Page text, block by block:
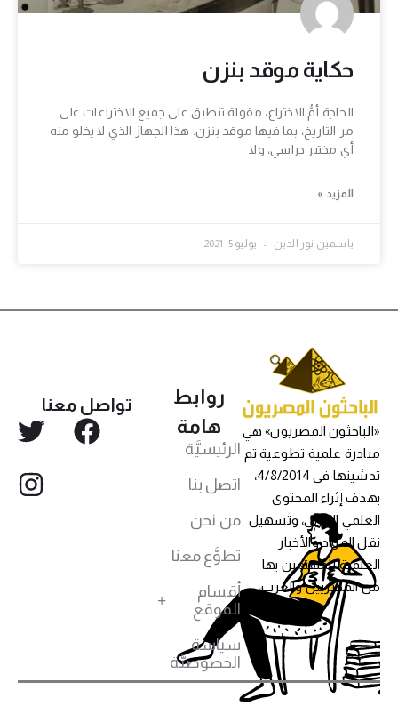
حكاية موقد بنزن
الحاجة أمُّ الاختراع، مقولة تنطبق على جميع الاختراعات على
مر التاريخ، بما فيها موقد بنزن. هذا الجهاز الذي لا يخلو منه
أي مختبر دراسي، ولا
المزيد »
ياسمين نور الدين يوليو 5, 2021
«الباحثون المصريون» هي
مبادرة علمية تطوعية تم
تدشينها في 4/8/2014،
بهدف إثراء المحتوى
العلمي العربي، وتسهيل
نقل المواد والأخبار
العلمية للمهتمين بها
من المصريين والعرب،
روابط
هامة
الرئيسيَّة
اتصل بنا
من نحن
تطوَّع معنا
أقسام
الموقع
سياسة
الخصوصيَّة
تواصل معنا